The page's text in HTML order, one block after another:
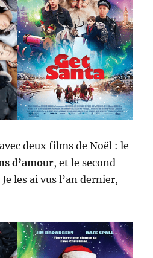
deux films de Noël : le
d’amour, et le second
Je les ai vus l’an dernier,